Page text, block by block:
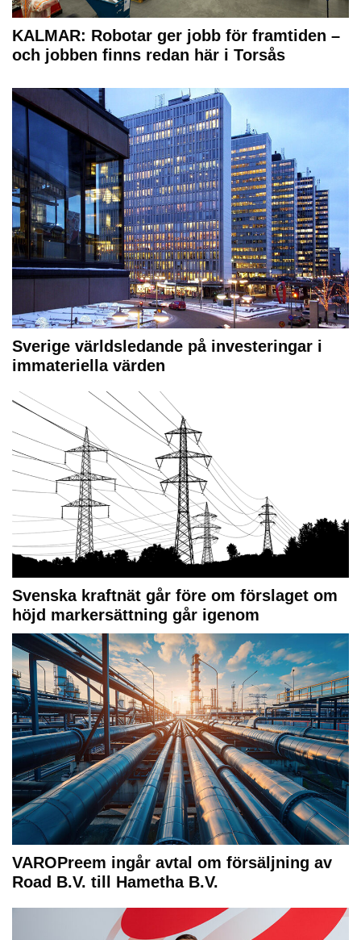
KALMAR: Robotar ger jobb för framtiden –
och jobben finns redan här i Torsås
Sverige världsledande på investeringar i
immateriella värden
Svenska kraftnät går före om förslaget om
höjd markersättning går igenom
VAROPreem ingår avtal om försäljning av
Road B.V. till Hametha B.V.